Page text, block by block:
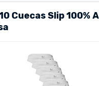
Cuecas Slip 100%